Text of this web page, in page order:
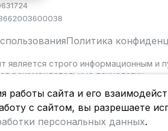
Политика
является строго информационным и
рекомендательные технологии.
работы сайта и его
с сайтом, вы разрешаете
персональных данных.